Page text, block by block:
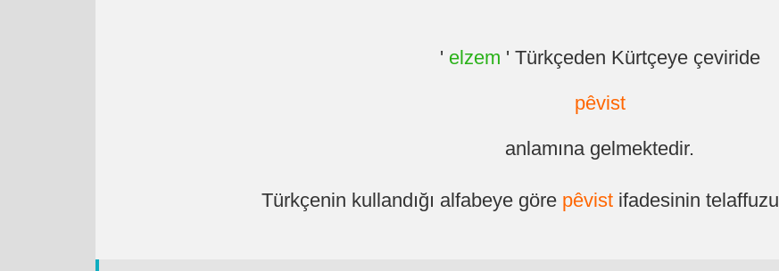
' elzem ' Türkçeden Kürtçeye çeviride
pêvist
anlamına gelmektedir.
Türkçenin kullandığı alfabeye göre pêvistifadesinin telaffuzu